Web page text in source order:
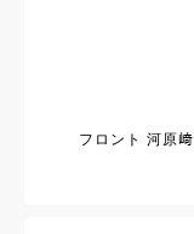
フロント 河原﨑